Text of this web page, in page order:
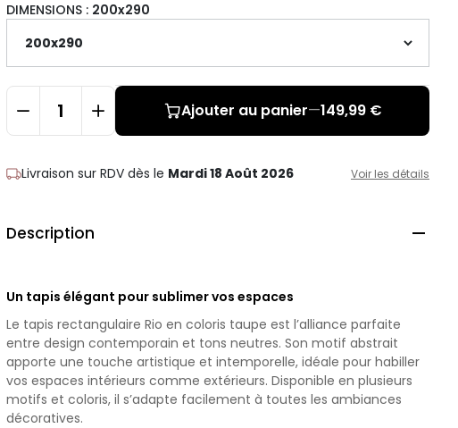
DIMENSIONS : 200x290
Ajouter au panier—149,99 €
Livraison sur RDVdès le Mardi 18 Août 2026 Voir les détails
Description 
Un tapis élégant pour sublimer vos espaces
Le tapis rectangulaire Rio en coloris taupe est l’alliance parfaite
entre design contemporain et tons neutres. Son motif abstrait
apporte une touche artistique et intemporelle, idéale pour habiller
vos espaces intérieurs comme extérieurs. Disponible en plusieurs
motifs et coloris, il s’adapte facilement à toutes les ambiances
décoratives.